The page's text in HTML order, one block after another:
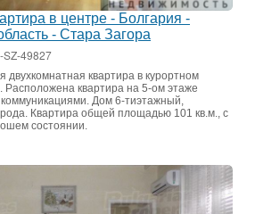
в центре - Болгария -
- Стара Загора
49827
двухкомнатная квартира в курортном
Расположена квартира на 5-ом этаже
Дом 6-тиэтажный,
Квартира общей площадью 101 кв.м., с
состоянии.